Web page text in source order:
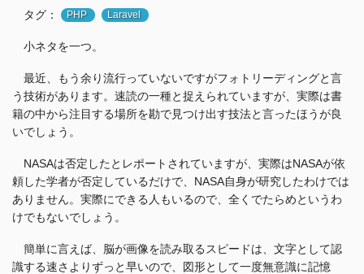
タグ： PHP Laravel
小ネタを一つ。
最近、もう余り流行っていないですがフォトリーディングと言
う技術があります。速読の一種と捉えられていますが、実際は書
籍の中から注目する場所を勘で見つけ出す技法と言ったほうが良
いでしょう。
NASAは否定したとレポートされていますが、実際はNASAが依
頼した学者が否定しているだけで、NASA自身が研究したわけでは
ありません。実際にできる人もいるので、全くでたらめというわ
けでもないでしょう。
簡単に言えば、脳が画像を読み取るスピードは、文字として認
識する速さよりずっと早いので、図形として一度無意識に記憶